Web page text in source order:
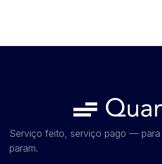
Serviço feito, serviço pago —
param.